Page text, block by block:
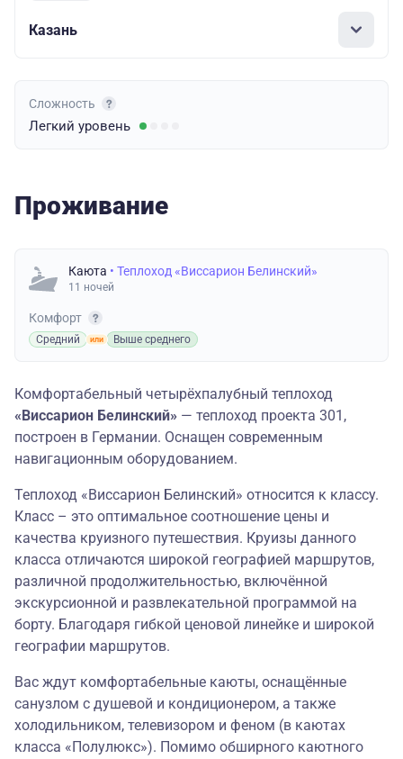
Казань
Сложность
Легкий уровень
Проживание
Каюта • Теплоход «Виссарион Белинский»
11 ночей
Комфорт
Средний Выше среднего
Комфортабельный четырёхпалубный теплоход
«Виссарион Белинский» — теплоход проекта 301,
построен в Германии. Оснащен современным
навигационным оборудованием.
Теплоход «Виссарион Белинский» относится к классу.
Класс – это оптимальное соотношение цены и
качества круизного путешествия. Круизы данного
класса отличаются широкой географией маршрутов,
различной продолжительностью, включённой
экскурсионной и развлекательной программой на
борту. Благодаря гибкой ценовой линейке и широкой
географии маршрутов.
Вас ждут комфортабельные каюты, оснащённые
санузлом с душевой и кондиционером, а также
холодильником, телевизором и феном (в каютах
класса «Полулюкс»). Помимо обширного каютного